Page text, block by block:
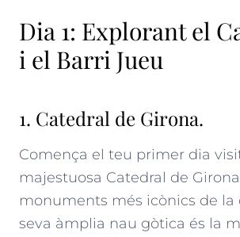
Dia 1: Explorant el
i el Barri Jueu
1. Catedral de Girona.
Comença el teu primer dia
majestuosa Catedral de
monuments més icònics de la
seva àmplia nau gòtica és la